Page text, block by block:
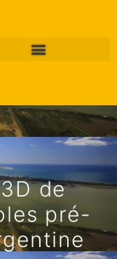
de
pré-